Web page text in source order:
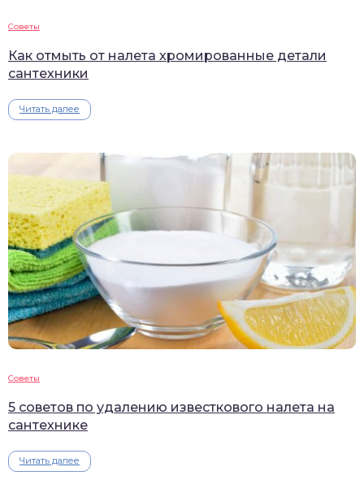
Советы
Как отмыть от налета хромированные детали
сантехники
Читать далее
Советы
5 советов по удалению известкового налета на
сантехнике
Читать далее